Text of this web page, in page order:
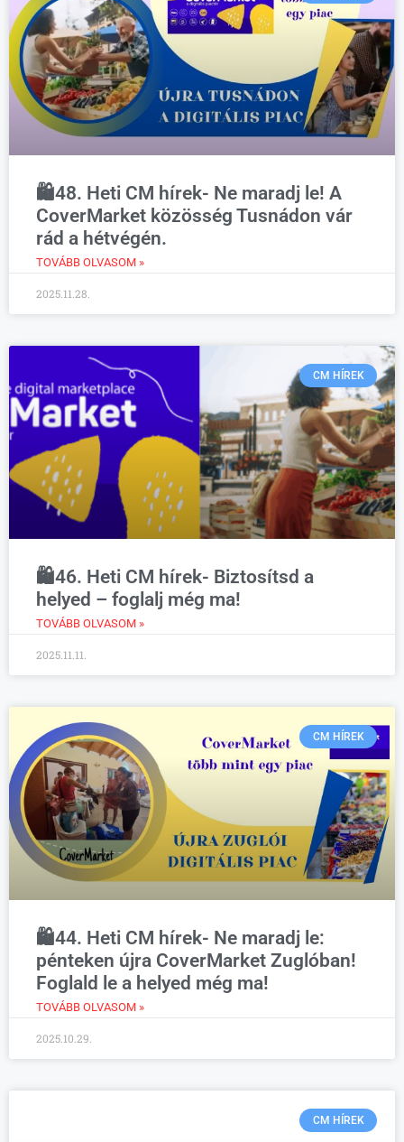
🛍️48. Heti CM hírek- Ne maradj le! A
CoverMarket közösség Tusnádon vár
rád a hétvégén.
TOVÁBB OLVASOM »
2025.11.28.
CM HÍREK
🛍️46. Heti CM hírek- Biztosítsd a
helyed – foglalj még ma!
TOVÁBB OLVASOM »
2025.11.11.
CM HÍREK
🛍️44. Heti CM hírek- Ne maradj le:
pénteken újra CoverMarket Zuglóban!
Foglald le a helyed még ma!
TOVÁBB OLVASOM »
2025.10.29.
CM HÍREK